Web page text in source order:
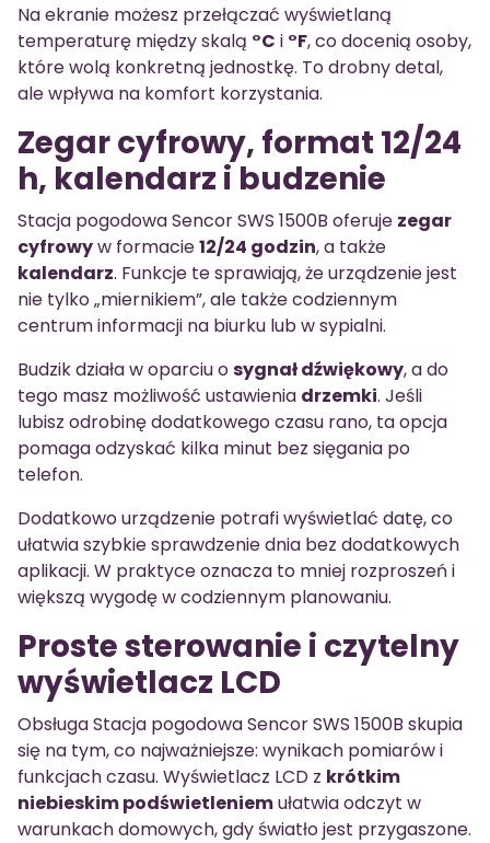
Na ekranie możesz przełączać wyświetlaną
temperaturę między skalą °C i °F, co docenią osoby,
które wolą konkretną jednostkę. To drobny detal,
ale wpływa na komfort korzystania.
Zegar cyfrowy, format 12/24
h, kalendarz i budzenie
Stacja pogodowa Sencor SWS 1500B oferuje zegar
cyfrowyw formacie12/24 godzin, a także
kalendarz. Funkcje te sprawiają, że urządzenie jest
nie tylko „miernikiem”, ale także codziennym
centrum informacji na biurku lub w sypialni.
Budzik działa w oparciu osygnał dźwiękowy, a do
tego masz możliwość ustawienia drzemki. Jeśli
lubisz odrobinę dodatkowego czasu rano, ta opcja
pomaga odzyskać kilka minut bez sięgania po
telefon.
Dodatkowo urządzenie potrafi wyświetlać datę, co
ułatwia szybkie sprawdzenie dnia bez dodatkowych
aplikacji. W praktyce oznacza to mniej rozproszeń i
większą wygodę w codziennym planowaniu.
Proste sterowanie i czytelny
wyświetlacz LCD
Obsługa Stacja pogodowa Sencor SWS 1500B skupia
się na tym, co najważniejsze: wynikach pomiarów i
funkcjach czasu. Wyświetlacz LCD z krótkim
niebieskim podświetleniemułatwia odczyt w
warunkach domowych, gdy światło jest przygaszone.